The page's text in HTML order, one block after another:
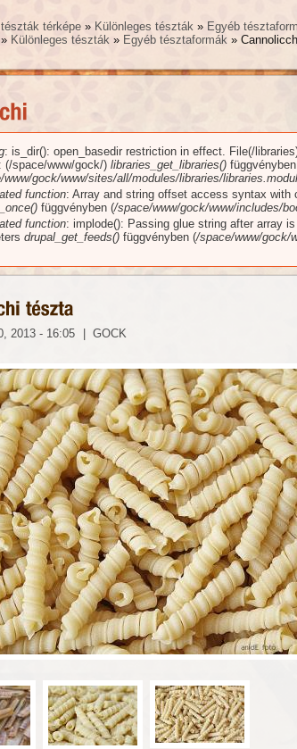
térképe » Különleges tészták » Egyéb
» Különleges tészták » Egyéb tésztaformák »
: is_dir(): open_basedir restriction in effect. File(/
(/space/www/gock/) libraries_get_libraries() függvényben
www/gock/www/sites/all/modules/libraries/
function: Array and string offset access syntax with
függvényben (/space/www/gock/www/includes/
function: implode(): Passing glue string after array
drupal_get_feeds() függvényben (/space/www/gock/
2013 - 16:05 GOCK